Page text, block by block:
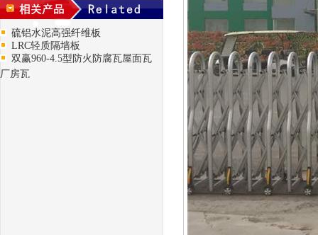
硫铝水泥高强纤维板
LRC轻质隔墙板
双赢960-4.5型防火防腐瓦屋面瓦
厂房瓦